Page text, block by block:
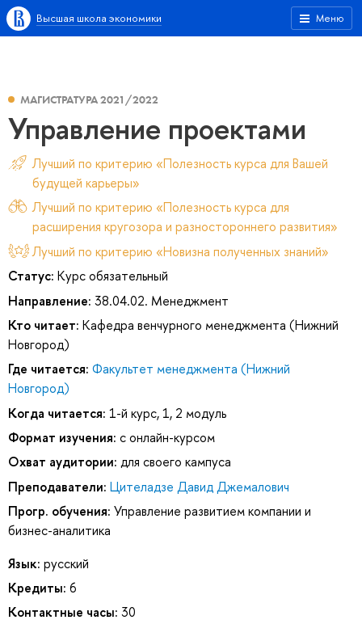
Меню
Высшая школа экономики
МАГИСТРАТУРА 2021/2022
Управление проектами
Лучший по критерию «Полезность курса для Вашей
будущей карьеры»
Лучший по критерию «Полезность курса для
расширения кругозора и разностороннего развития»
Лучший по критерию «Новизна полученных знаний»
Статус: Курс обязательный
Направление: 38.04.02. Менеджмент
Кто читает: Кафедра венчурного менеджмента (Нижний
Новгород)
Где читается: Факультет менеджмента (Нижний
Новгород)
Когда читается: 1-й курс, 1, 2 модуль
Формат изучения: с онлайн-курсом
Охват аудитории: для своего кампуса
Преподаватели: Цителадзе Давид Джемалович
Прогр. обучения: Управление развитием компании и
бизнес-аналитика
Язык: русский
Кредиты: 6
Контактные часы: 30